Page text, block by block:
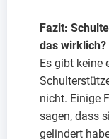
Fazit:
das wirklich?
Es gibt keine
nicht. Einige
sagen, dass
gelindert